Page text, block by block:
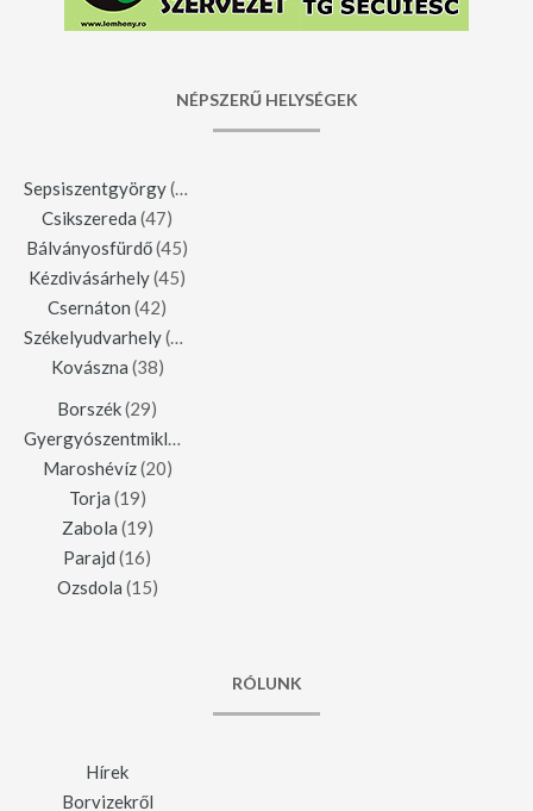
NÉPSZERŰ HELYSÉGEK
Sepsiszentgyörgy(123)
Csikszereda (47)
Bálványosfürdő(45)
Kézdivásárhely(45)
Csernáton (42)
Székelyudvarhely(42)
Kovászna (38)
Borszék(29)
Gyergyószentmiklós
Maroshévíz(20)
Torja (19)
Zabola (19)
Parajd (16)
Ozsdola (15)
RÓLUNK
Hírek
Borvizekről